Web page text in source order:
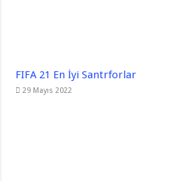
FIFA 21 En İyi Santrforlar
29 Mayıs 2022